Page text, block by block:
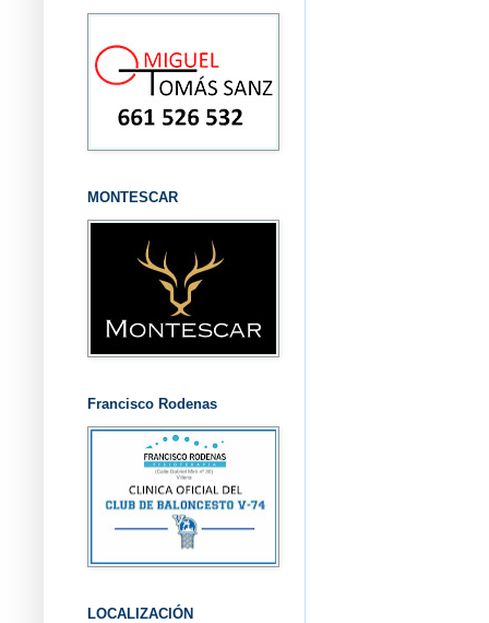
MONTESCAR
Francisco Rodenas
LOCALIZACIÓN